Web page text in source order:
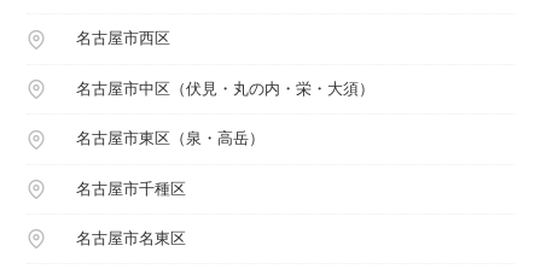
名古屋市西区
名古屋市中区（伏見・丸の内・栄・大須）
名古屋市東区（泉・高岳）
名古屋市千種区
名古屋市名東区